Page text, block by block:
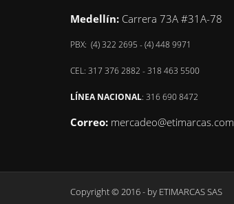
Medellín: Carrera 73A #31A-78
PBX: (4) 322 2695 - (4) 448 9971
CEL: 317 376 2882 - 318 463 5500
LÍNEA NACIONAL: 316 690 8472
Correo: mercadeo@etimarcas.com
Copyright © 2016 - by ETIMARCAS SAS